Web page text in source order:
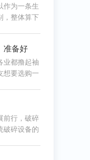
作为一条生
，整体算下
准备好
业都撸起袖
想要选购一
前行，破碎
破碎设备的